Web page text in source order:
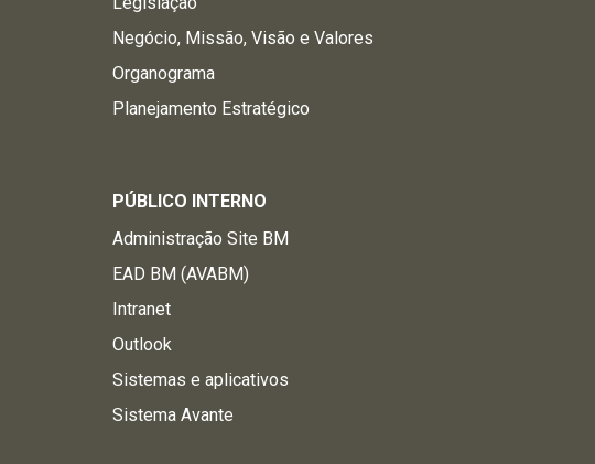
Negócio, Missão, Visão e Valores
Organograma
Planejamento Estratégico
PÚBLICO INTERNO
Administração Site BM
EAD BM (AVABM)
Intranet
Outlook
Sistemas e aplicativos
Sistema Avante